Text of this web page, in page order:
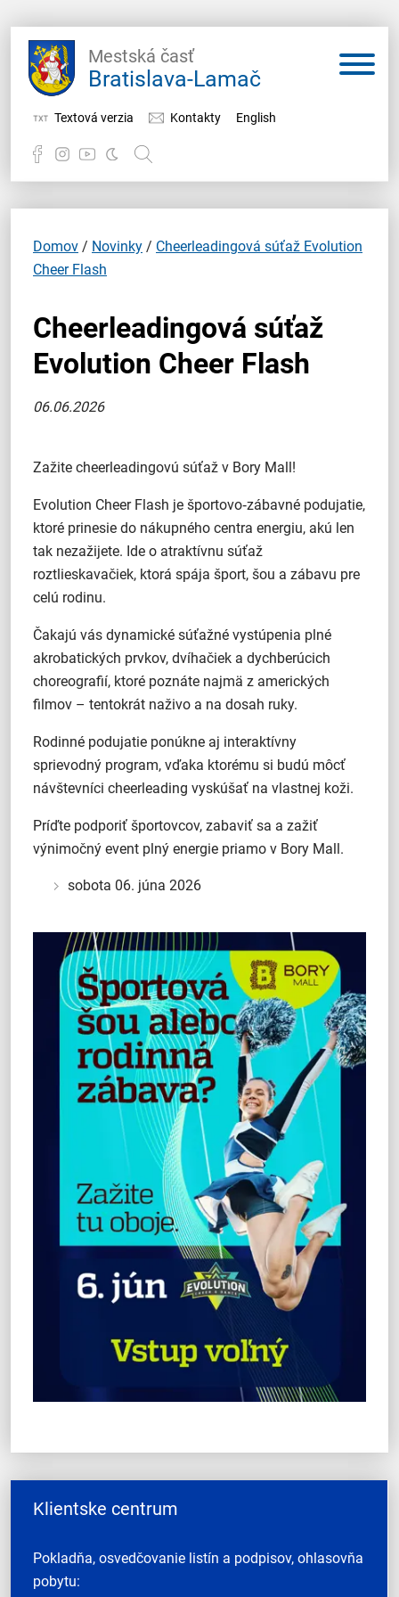
Mestská časť
Bratislava-Lamač
Textová verzia Kontakty English
Samospráva
Miestny úrad
O Lamači
Domov / Novinky / Cheerleadingová súťaž Evolution
Cheer Flash
Cheerleadingová súťaž
Evolution Cheer Flash
06.06.2026
Zažite cheerleadingovú súťaž v Bory Mall!
Evolution Cheer Flash je športovo‑zábavné podujatie,
ktoré prinesie do nákupného centra energiu, akú len
tak nezažijete. Ide o atraktívnu súťaž
roztlieskavačiek, ktorá spája šport, šou a zábavu pre
celú rodinu.
Čakajú vás dynamické súťažné vystúpenia plné
akrobatických prvkov, dvíhačiek a dychberúcich
choreografií, ktoré poznáte najmä z amerických
filmov – tentokrát naživo a na dosah ruky.
Rodinné podujatie ponúkne aj interaktívny
sprievodný program, vďaka ktorému si budú môcť
návštevníci cheerleading vyskúšať na vlastnej koži.
Príďte podporiť športovcov, zabaviť sa a zažiť
výnimočný event plný energie priamo v Bory Mall.
sobota 06. júna 2026
Klientske centrum
Pokladňa, osvedčovanie listín a podpisov, ohlasovňa
pobytu: